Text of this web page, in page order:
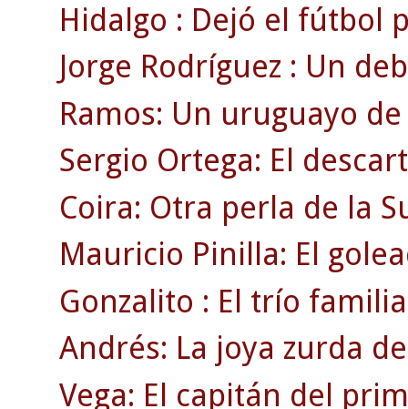
Hidalgo : Dejó el fútbol
Jorge Rodríguez : Un
Ramos: Un uruguayo
Sergio Ortega: El
Coira: Otra perla de la
Mauricio Pinilla: El
Gonzalito : El trío
Andrés: La joya zurda
Vega: El capitán del